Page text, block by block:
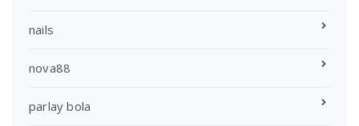
nails
nova88
parlay bola